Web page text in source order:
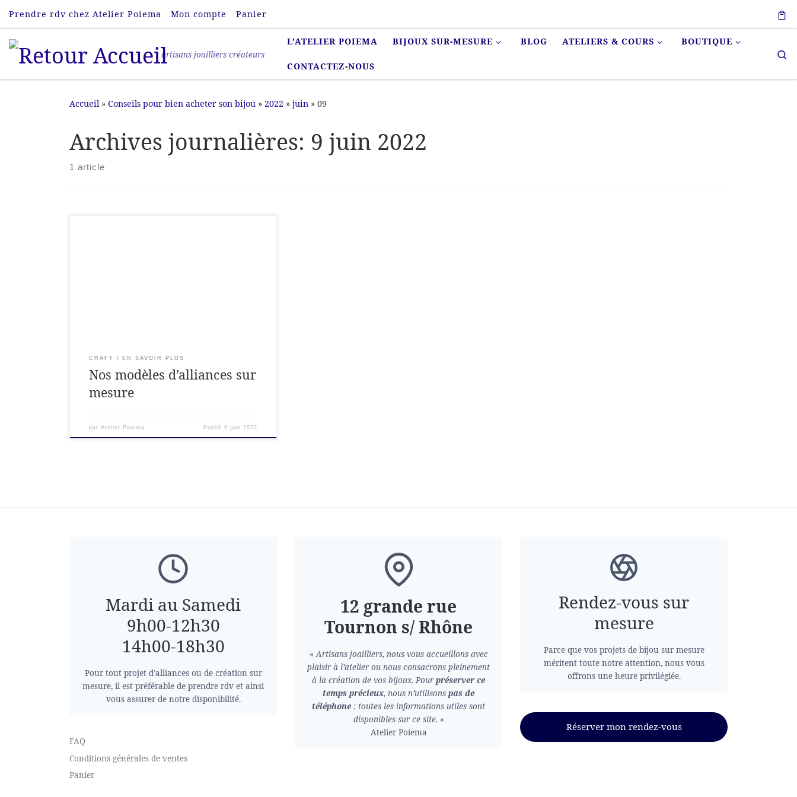
Passer au contenu
Prendre rdv chez Atelier Poiema Mon compte Panier
artisans joailliers créateurs
L’ATELIER POIEMA BIJOUX SUR-MESURE BLOG ATELIERS & COURS BOUTIQUE
CONTACTEZ-NOUS
Accueil » Conseils pour bien acheter son bijou » 2022 » juin » 09
Archives journalières: 9 juin 2022
1 article
CRAFT EN SAVOIR PLUS
Nos modèles d’alliances sur
mesure
parAtelier Poiema Publié 9 juin 2022
Mardi au Samedi
9h00-12h30
14h00-18h30
Pour tout projet d’alliances ou de création sur
mesure, il est préférable de prendre rdv et ainsi
vous assurer de notre disponibilité.
FAQ
Conditions générales de ventes
Panier
12 grande rue
Tournon s/ Rhône
«Artisans joailliers, nous vous accueillons avec
plaisir à l’atelier ou nous consacrons pleinement
à la création de vos bijoux. Pourpréserver ce
temps précieux, nous n’utilisons pas de
téléphone : toutes les informations utiles sont
disponibles sur ce site. »
Atelier Poiema
Rendez-vous sur
mesure
Parce que vos projets de bijou sur mesure
méritent toute notre attention, nous vous
offrons une heure privilégiée.
Réserver mon rendez-vous